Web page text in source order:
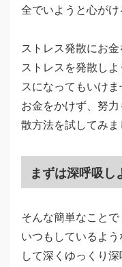
全でいようと心がけ
ストレス発散にお金
ストレスを発散し
スになってもいけま
お金をかけず、努
散方法を試してみま
まずは深呼吸し
そんな簡単なことで
いつもしているよ
して深くゆっくり深